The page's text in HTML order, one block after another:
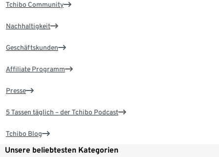
Tchibo Community
Nachhaltigkeit
Geschäftskunden
Affiliate Programm
Presse
5 Tassen täglich – der Tchibo Podcast
Tchibo Blog
Unsere beliebtesten Kategorien